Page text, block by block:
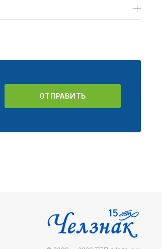
ОТПРАВИТЬ